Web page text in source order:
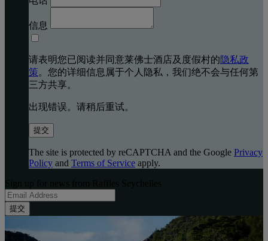
信息
请表明您已阅读并同意莱佛士酒店及度假村的隐私政
策。您的详细信息属于个人隐私，我们绝不会与任何第
三方共享。
出现错误。请稍后重试。
提交
The site is protected by reCAPTCHA and the Google Privacy
Policy and Terms of Service apply.
提交